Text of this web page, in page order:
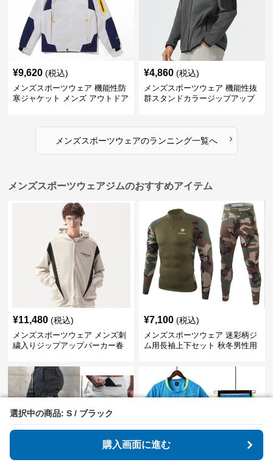
選択中の商品: S / ブラック
購入画面に進む
選択中の商品: S / ブラック
購入画面に進む
¥9,620 (税込)
メンズスポーツウェア 機能性防
寒ジャケット メンズ アウトドア
¥4,860 (税込)
メンズスポーツウェア 機能性抜
群スタンドカラージップアップ
メンズスポーツウェアのランニング一覧へ ›
メンズスポーツウェアジムのおすすめアイテム
¥11,480 (税込)
メンズスポーツウェア メンズ刺
繍入りジップアップパーカー春
¥7,100 (税込)
メンズスポーツウェア 迷彩柄ジ
ム用長袖上下セット 秋冬男性用